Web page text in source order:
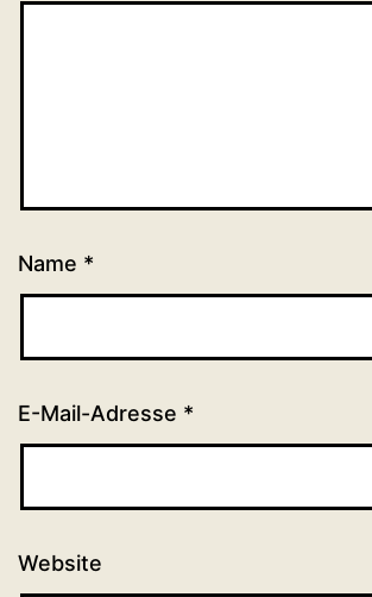
Name *
E-Mail-Adresse *
Website